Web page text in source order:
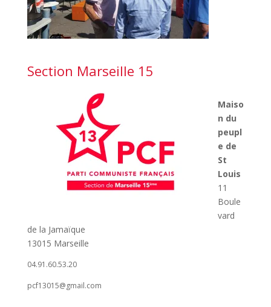
Section Marseille 15
Maiso
n du
peupl
e de
St
Louis
11
Boule
vard
de la Jamaïque
13015 Marseille
04.91.60.53.20
pcf13015@gmail.com